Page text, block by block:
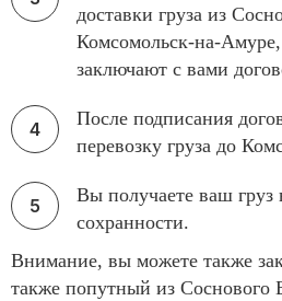
доставки груза из
Комсомольск-на-
заключают с вами
После подписания
перевозку груза до
Вы получаете ваш груз
сохранности.
Внимание, вы можете также
также попутный из Соснового